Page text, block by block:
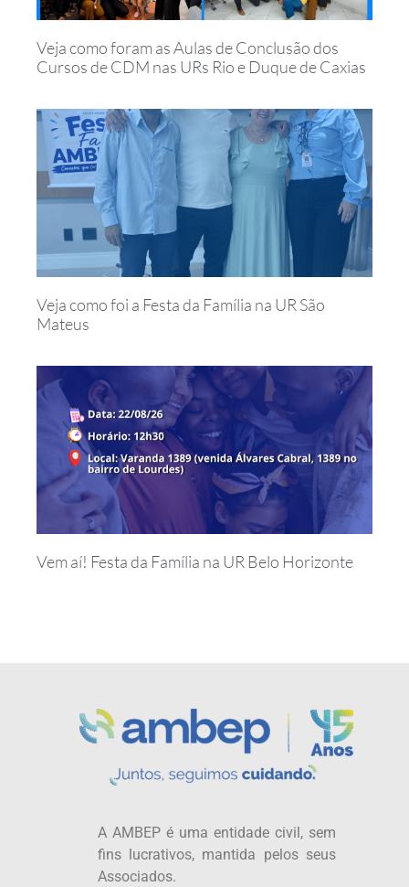
Veja como foram as Aulas de Conclusão dos
Cursos de CDM nas URs Rio e Duque de Caxias
Veja como foi a Festa da Família na UR São
Mateus
Vem aí! Festa da Família na UR Belo Horizonte
A AMBEP é uma entidade civil, sem
fins lucrativos, mantida pelos seus
Associados.